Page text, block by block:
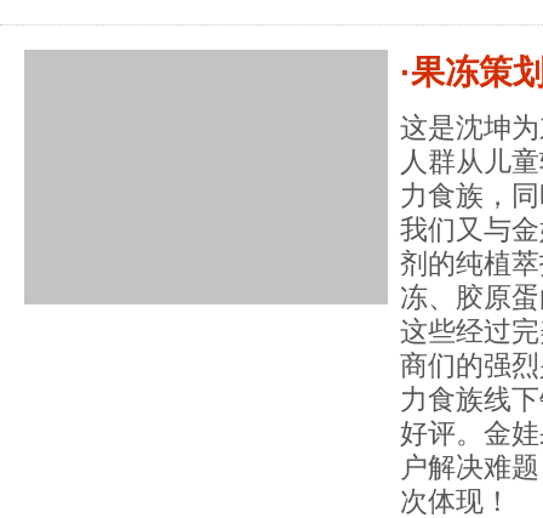
·果冻策
这是沈坤
人群从儿
力食族，
我们又与
剂的纯植
冻、胶原
这些经过
商们的强
力食族线
好评。金
户解决难
次体现！